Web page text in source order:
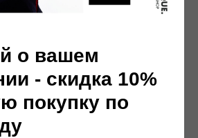
о вашем
- скидка 10%
покупку по